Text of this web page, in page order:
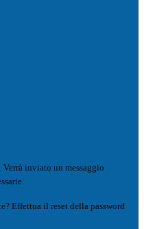
Verrà inviato un messaggio
Effettua il reset della password